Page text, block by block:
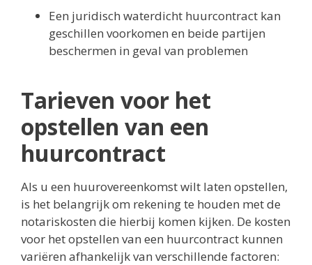
Een juridisch waterdicht huurcontract kan
geschillen voorkomen en beide partijen
beschermen in geval van problemen
Tarieven voor het
opstellen van een
huurcontract
Als u een huurovereenkomst wilt laten opstellen,
is het belangrijk om rekening te houden met de
notariskosten die hierbij komen kijken. De kosten
voor het opstellen van een huurcontract kunnen
variëren afhankelijk van verschillende factoren: